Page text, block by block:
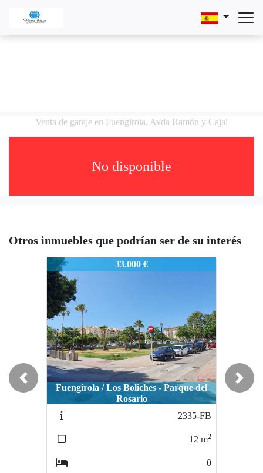
Venta de garaje en Fuengirola, Avda Ramón y Cajal
No disponible
Otros inmuebles que podrían ser de su interés
2407-FB
33.000 €
Fuengirola / Los Boliches - Parque del
Rosario
2335-FB
12 m2
0
Previous Next